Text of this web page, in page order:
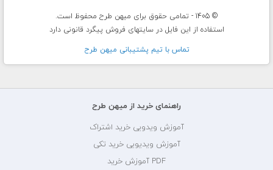
© 1405 - تمامی حقوق برای میهن طرح محفوظ است.
استفاده از این فایل در سایتهای فروش پیگرد قانونی دارد
تماس با تيم پشتيبانی ميهن طرح
راهنمای خرید از میهن طرح
آموزش ویدویی خرید اشتراک
آموزش ویدیویی خرید تکی
PDF آموزش خرید